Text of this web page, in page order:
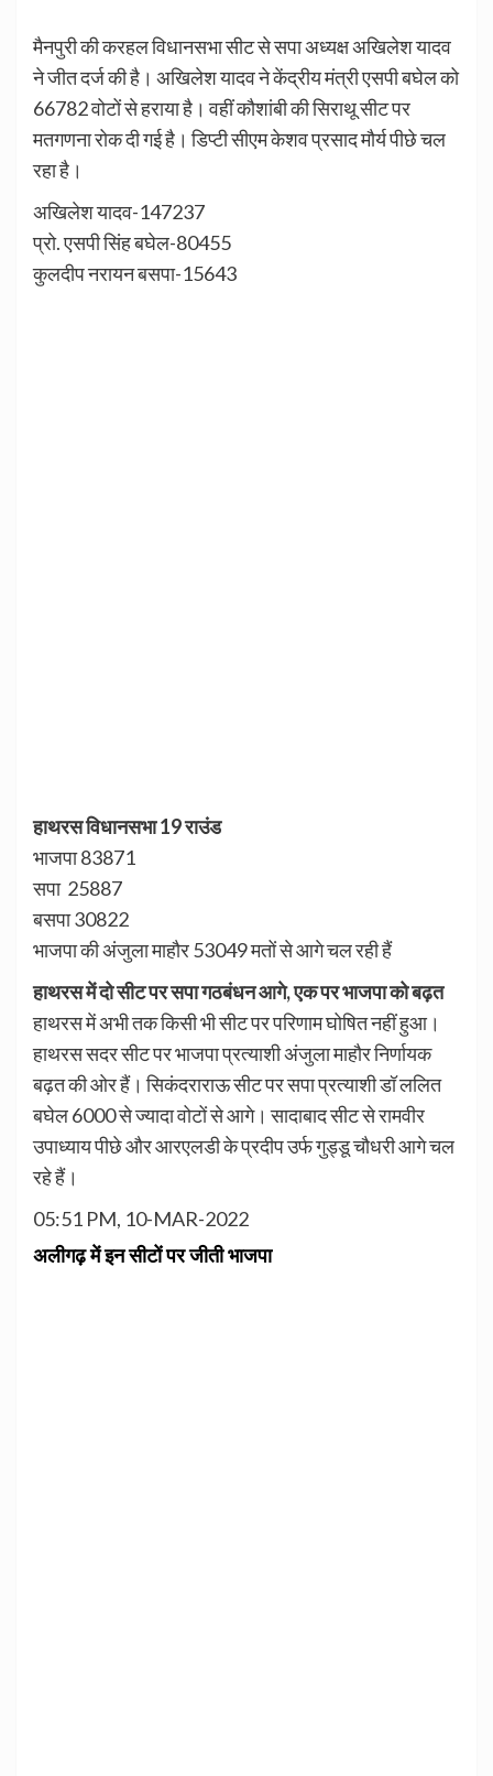
मैनपुरी की करहल विधानसभा सीट से सपा अध्यक्ष अखिलेश यादव
ने जीत दर्ज की है। अखिलेश यादव ने केंद्रीय मंत्री एसपी बघेल को
66782 वोटों से हराया है। वहीं कौशांबी की सिराथू सीट पर
मतगणना रोक दी गई है। डिप्टी सीएम केशव प्रसाद मौर्य पीछे चल
रहा है।
अखिलेश यादव-147237
प्रो. एसपी सिंह बघेल-80455
कुलदीप नरायन बसपा-15643
हाथरस विधानसभा 19 राउंड
भाजपा 83871
सपा 25887
बसपा 30822
भाजपा की अंजुला माहौर 53049 मतों से आगे चल रही हैं
हाथरस में दो सीट पर सपा गठबंधन आगे, एक पर भाजपा को बढ़त
हाथरस में अभी तक किसी भी सीट पर परिणाम घोषित नहीं हुआ।
हाथरस सदर सीट पर भाजपा प्रत्याशी अंजुला माहौर निर्णायक
बढ़त की ओर हैं। सिकंदराराऊ सीट पर सपा प्रत्याशी डॉ ललित
बघेल 6000 से ज्यादा वोटों से आगे। सादाबाद सीट से रामवीर
उपाध्याय पीछे और आरएलडी के प्रदीप उर्फ गुड्डू चौधरी आगे चल
रहे हैं।
05:51 PM, 10-MAR-2022
अलीगढ़ में इन सीटों पर जीती भाजपा